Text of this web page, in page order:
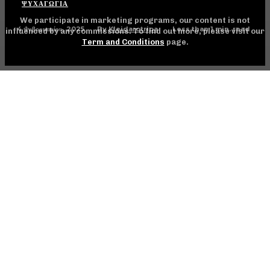
ΨΥΧΑΓΩΓΊΑ
4 Φεβρουαρίου, 2025 By Kleidarotripa Less than 1min. read
We participate in marketing programs, our content is not
influenced by any commissions. To find out more, please visit our
Term and Conditions page.